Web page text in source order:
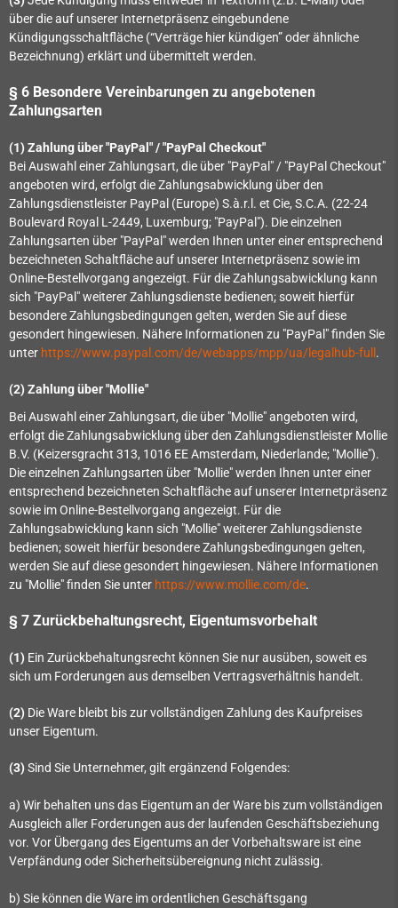
über die auf unserer Internetpräsenz eingebundene
Kündigungsschaltfläche (“Verträge hier kündigen” oder ähnliche
Bezeichnung) erklärt und übermittelt werden.
§ 6 Besondere Vereinbarungen zu angebotenen
Zahlungsarten
(1) Zahlung über "PayPal" / "PayPal Checkout"
Bei Auswahl einer Zahlungsart, die über "PayPal" / "PayPal Checkout"
angeboten wird, erfolgt die Zahlungsabwicklung über den
Zahlungsdienstleister PayPal (Europe) S.à.r.l. et Cie, S.C.A. (22-24
Boulevard Royal L-2449, Luxemburg; "PayPal"). Die einzelnen
Zahlungsarten über "PayPal" werden Ihnen unter einer entsprechend
bezeichneten Schaltfläche auf unserer Internetpräsenz sowie im
Online-Bestellvorgang angezeigt. Für die Zahlungsabwicklung kann
sich "PayPal" weiterer Zahlungsdienste bedienen; soweit hierfür
besondere Zahlungsbedingungen gelten, werden Sie auf diese
gesondert hingewiesen. Nähere Informationen zu "PayPal" finden Sie
unter https://www.paypal.com/de/webapps/mpp/ua/legalhub-full .
(2) Zahlung über "Mollie"
Bei Auswahl einer Zahlungsart, die über "Mollie" angeboten wird,
erfolgt die Zahlungsabwicklung über den Zahlungsdienstleister Mollie
B.V. (Keizersgracht 313, 1016 EE Amsterdam, Niederlande; "Mollie").
Die einzelnen Zahlungsarten über "Mollie" werden Ihnen unter einer
entsprechend bezeichneten Schaltfläche auf unserer Internetpräsenz
sowie im Online-Bestellvorgang angezeigt. Für die
Zahlungsabwicklung kann sich "Mollie" weiterer Zahlungsdienste
bedienen; soweit hierfür besondere Zahlungsbedingungen gelten,
werden Sie auf diese gesondert hingewiesen. Nähere Informationen
zu "Mollie" finden Sie unter https://www.mollie.com/de.
§ 7 Zurückbehaltungsrecht, Eigentumsvorbehalt
(1) Ein Zurückbehaltungsrecht können Sie nur ausüben, soweit es
sich um Forderungen aus demselben Vertragsverhältnis handelt.
(2) Die Ware bleibt bis zur vollständigen Zahlung des Kaufpreises
unser Eigentum.
(3) Sind Sie Unternehmer, gilt ergänzend Folgendes:
a) Wir behalten uns das Eigentum an der Ware bis zum vollständigen
Ausgleich aller Forderungen aus der laufenden Geschäftsbeziehung
vor. Vor Übergang des Eigentums an der Vorbehaltsware ist eine
Verpfändung oder Sicherheitsübereignung nicht zulässig.
b) Sie können die Ware im ordentlichen Geschäftsgang